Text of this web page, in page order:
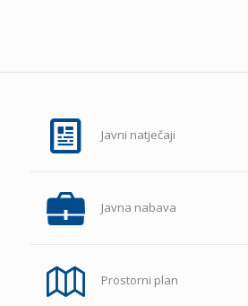
Javni natječaji
Javna nabava
Prostorni plan